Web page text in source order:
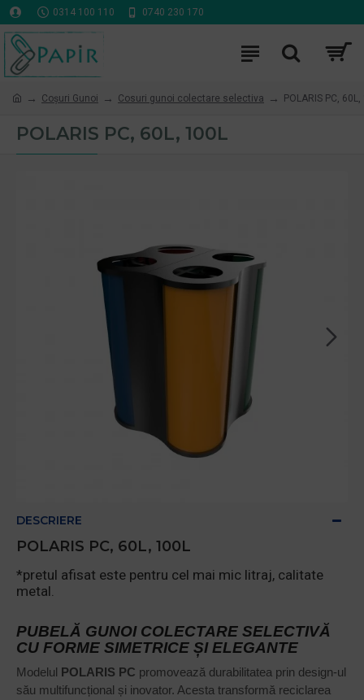
0314 100 110 0740 230 170
Coşuri Gunoi Cosuri gunoi colectare selectiva POLARIS PC,
POLARIS PC, 60L, 100L
DESCRIERE
POLARIS PC, 60L, 100L
*pretul afisat este pentru cel mai mic litraj, calitate
metal.
PUBELĂ GUNOI COLECTARE SELECTIVĂ
CU FORME SIMETRICE ȘI ELEGANTE
Modelul POLARIS PC promovează durabilitatea prin design-ul
său multifuncțional și inovator. Acesta transformă reciclarea